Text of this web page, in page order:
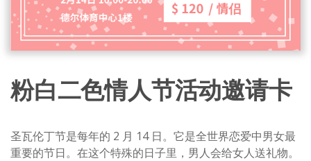
粉白二色情人节活动邀请卡
圣瓦伦丁节是每年的 2 月 14 日。它是全世界恋爱中男女最
重要的节日。在这个特殊的日子里，男人会给女人送礼物。